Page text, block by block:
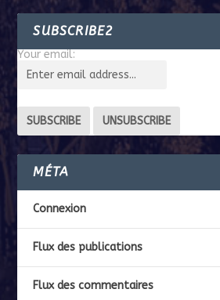
SUBSCRIBE2
Your email:
MÉTA
Connexion
Flux des publications
Flux des commentaires